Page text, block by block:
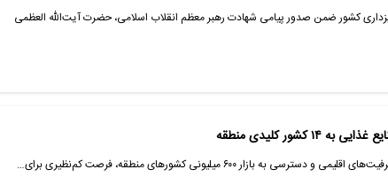
کشور ضمن صدور پیامی شهادت رهبر معظم انقلاب اسلامی، حضرت آیت‌الله العظمی
کشور کلیدی منطقه
به بازار ۶۰۰ میلیونی کشورهای منطقه، فرصت کم‌نظیری برای…